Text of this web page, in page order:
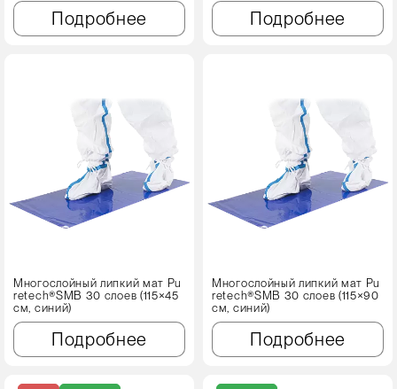
Подробнее Подробнее
Многослойный липкий мат Pu
retech®SMB 30 слоев (115×45
см, синий)
Подробнее
Многослойный липкий мат Pu
retech®SMB 30 слоев (115×90
см, синий)
Подробнее